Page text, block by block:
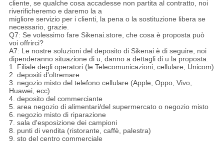
cliente, se qualche cosa accadesse non partita al contratto, noi
riverificheremo e daremo la a
migliore servizio per i clienti, la pena o la sostituzione libera se
necessario, grazie.
Q7: Se volessimo fare Sikenai.store, che cosa è proposta può
voi offrirci?
A7: Le nostre soluzioni del deposito di Sikenai è di seguire, noi
dipenderanno situazione di u, danno a dettagli di u la proposta.
1. Filiale degli operatori (le Telecomunicazioni, cellulare, Unicom)
2. depositi d'oltremare
3. negozio misto del telefono cellulare (Apple, Oppo, Vivo,
Huawei, ecc)
4. deposito del commerciante
5. area negozio di alimentari/del supermercato o negozio misto
6. negozio misto di riparazione
7. sala d'esposizione dei campioni
8. punti di vendita (ristorante, caffè, palestra)
9. sto del centro commerciale